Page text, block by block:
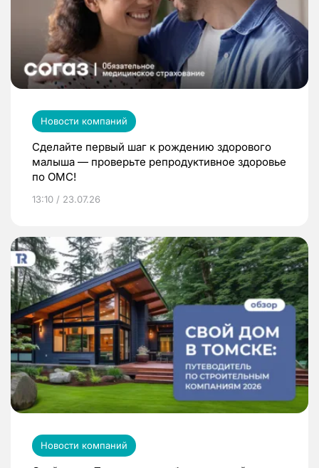
Новости компаний
Сделайте первый шаг к рождению здорового
малыша — проверьте репродуктивное здоровье
по ОМС!
13:10 / 23.07.26
Новости компаний